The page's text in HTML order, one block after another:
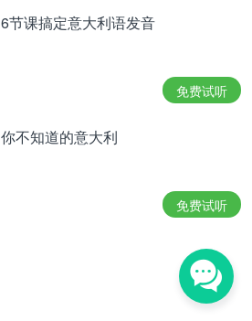
6节课搞定意大利语发音
免费试听
你不知道的意大利
免费试听